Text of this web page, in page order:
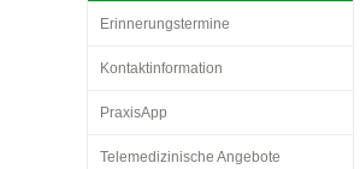
Erinnerungstermine
Kontaktinformation
PraxisApp
Telemedizinische Angebote